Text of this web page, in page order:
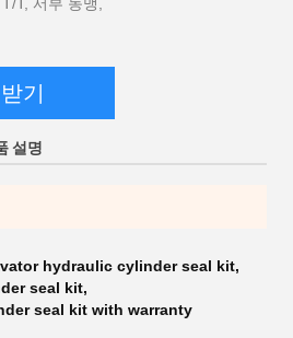
기
설명
hydraulic cylinder seal kit,
seal kit,
seal kit with warranty